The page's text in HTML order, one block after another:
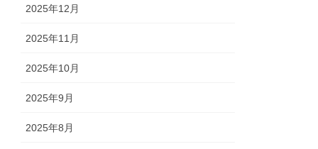
2025年12月
2025年11月
2025年10月
2025年9月
2025年8月